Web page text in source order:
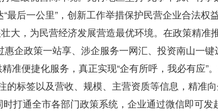
最后一公里”，创新工作举措保护民营企业合法权
大，为民营经济发展营造最优环境。在政策精准
企政策一站享、涉企服务一网汇、投资南山一
准便捷化服务，真正实现“企有所呼，我必有应”
的标签以及营收、规模、主营资质等信息，精准
打通全市各部门政策系统，企业通过微信即可发